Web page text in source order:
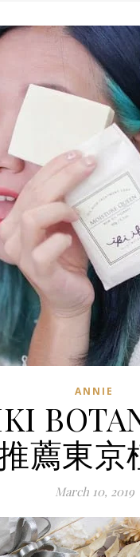
ANNIE
薦東京
March 10, 2019